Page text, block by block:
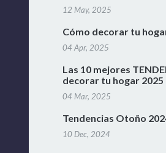
12 May, 2025
Cómo decorar tu
04 Apr, 2025
Las 10 mejores
decorar tu hogar 2025
04 Mar, 2025
Tendencias Otoño
10 Dec, 2024